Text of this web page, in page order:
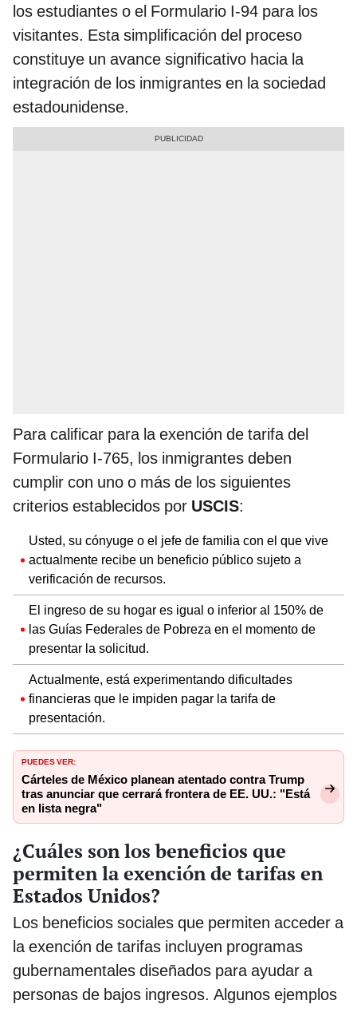
los estudiantes o el Formulario I-94 para los
visitantes. Esta simplificación del proceso
constituye un avance significativo hacia la
integración de los inmigrantes en la sociedad
estadounidense.
Para calificar para la exención de tarifa del
Formulario I-765, los inmigrantes deben
cumplir con uno o más de los siguientes
criterios establecidos por USCIS:
Usted, su cónyuge o el jefe de familia con el que vive
actualmente recibe un beneficio público sujeto a
verificación de recursos.
El ingreso de su hogar es igual o inferior al 150% de
las Guías Federales de Pobreza en el momento de
presentar la solicitud.
Actualmente, está experimentando dificultades
financieras que le impiden pagar la tarifa de
presentación.
PUEDES VER:
Cárteles de México planean atentado contra Trump
tras anunciar que cerrará frontera de EE. UU.: "Está
en lista negra"
¿Cuáles son los beneficios que
permiten la exención de tarifas en
Estados Unidos?
Los beneficios sociales que permiten acceder a
la exención de tarifas incluyen programas
gubernamentales diseñados para ayudar a
personas de bajos ingresos. Algunos ejemplos